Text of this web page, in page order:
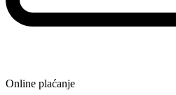
Online plaćanje